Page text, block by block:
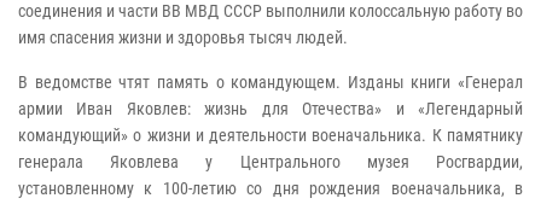
соединения и части ВВ МВД СССР выполнили колоссальную работу во
имя спасения жизни и здоровья тысяч людей.
В ведомстве чтят память о командующем. Изданы книги «Генерал
армии Иван Яковлев: жизнь для Отечества» и «Легендарный
командующий» о жизни и деятельности военачальника. К памятнику
генерала Яковлева у Центрального музея Росгвардии,
установленному к 100-летию со дня рождения военачальника, в